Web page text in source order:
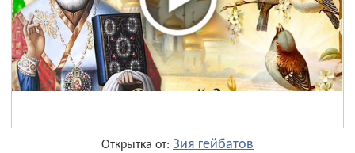
Открытка от: Зия гейбатов